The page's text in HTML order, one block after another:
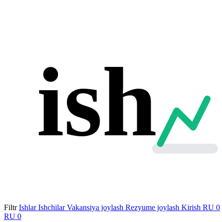
ish
Filtr Ishlar Ishchilar Vakansiya joylash Rezyume joylash Kirish RU 0
RU 0